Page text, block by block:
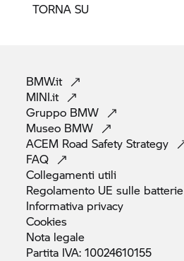
TORNA SU
BMW.it
MINI.it
Gruppo BMW
Museo BMW
ACEM Road SafetyStrategy
FAQ
Collegamenti utili
Regolamento UE sulle batterie
Informativa privacy
Cookies
Nota legale
Partita IVA:10024610155